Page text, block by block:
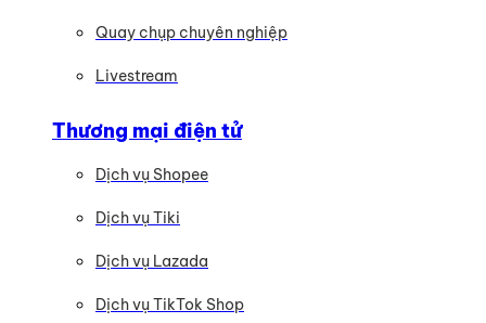
Quay chụp chuyên nghiệp
Livestream
Thương mại điện tử
Dịch vụ Shopee
Dịch vụ Tiki
Dịch vụ Lazada
Dịch vụ TikTok Shop